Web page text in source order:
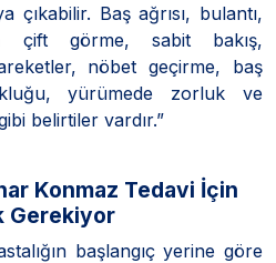
Baş ağrısı, bulantı,
çift görme, sabit bakış,
nöbet geçirme, baş
yürümede zorluk ve
belirtiler vardır.”
Konmaz Tedavi İçin
Gerekiyor
başlangıç yerine göre